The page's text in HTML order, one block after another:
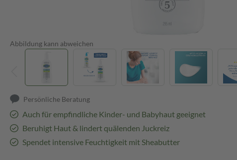
Abbildung kann abweichen
Persönliche Beratung
Auch für empfindliche Kinder- und Babyhaut geeignet
Beruhigt Haut & lindert quälenden Juckreiz
Spendet intensive Feuchtigkeit mit Sheabutter